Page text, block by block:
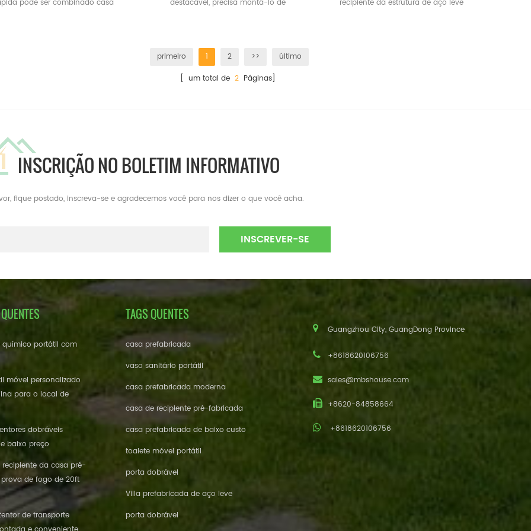
pode ser combinado casa
destacável, precisa montá-lo de
recipiente da estrutura de aço leve
primeiro 1 2 >>
último
[ um total de 2Páginas]
INSCRIÇÃO NO BOLETIM INFORMATIVO
fique postado, inscreva-se e agradecemos você para nos dizer o que você acha.
químico portátil com
móvel personalizado
para o local de
dobráveis
baixo preço
da casa pré-
de fogo de 20ft
de transporte
TAGS QUENTES
casa prefabricada
vaso sanitário portátil
casa prefabricada moderna
casa de recipiente pré-fabricada
casa prefabricada de baixo custo
toalete móvel portátil
porta dobrável
Villa prefabricada de aço leve
porta dobrável
Guangzhou City, GuangDong Province
+8618620106756
sales@mbshouse.com
+8620-84858664
+8618620106756